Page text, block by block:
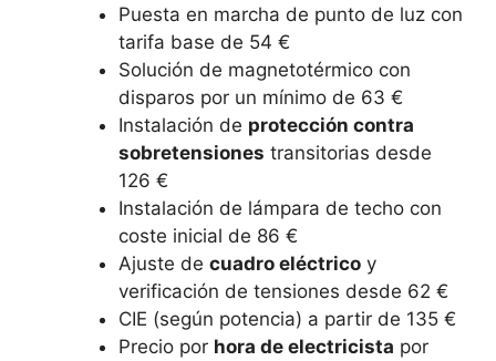
Puesta en marcha de punto de luz con
tarifa base de 54 €
Solución de magnetotérmico con
disparos por un mínimo de 63 €
Instalación de protección contra
sobretensiones transitorias desde
126 €
Instalación de lámpara de techo con
coste inicial de 86 €
Ajuste de cuadro eléctricoy
verificación de tensiones desde 62 €
CIE (según potencia) a partir de 135 €
Precio por hora de electricista por